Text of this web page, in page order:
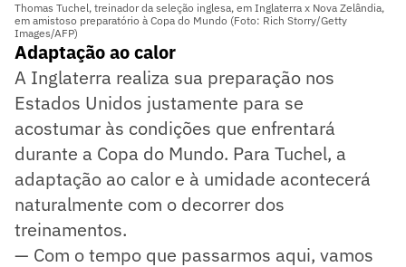
Thomas Tuchel, treinador da seleção inglesa, em Inglaterra x Nova Zelândia,
em amistoso preparatório à Copa do Mundo (Foto: Rich Storry/Getty
Images/AFP)
Adaptação ao calor
A Inglaterra realiza sua preparação nos
Estados Unidos justamente para se
acostumar às condições que enfrentará
durante a Copa do Mundo. Para Tuchel, a
adaptação ao calor e à umidade acontecerá
naturalmente com o decorrer dos
treinamentos.
— Com o tempo que passarmos aqui, vamos